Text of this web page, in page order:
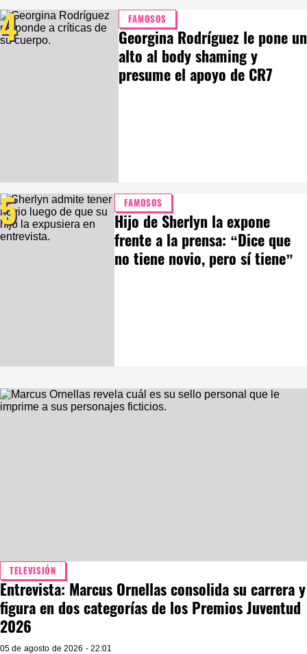
4 FAMOSOS
Georgina Rodríguez le pone un
alto al body shaming y
presume el apoyo de CR7
5 FAMOSOS
Hijo de Sherlyn la expone
frente a la prensa: “Dice que
no tiene novio, pero sí tiene”
TELEVISIÓN
Entrevista: Marcus Ornellas consolida su carrera y
figura en dos categorías de los Premios Juventud
2026
05 de agosto de 2026 - 22:01